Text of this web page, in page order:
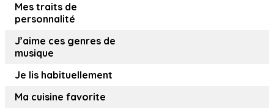
Mes traits de
personnalité
J’aime ces genres de
musique
Je lis habituellement
Ma cuisine favorite